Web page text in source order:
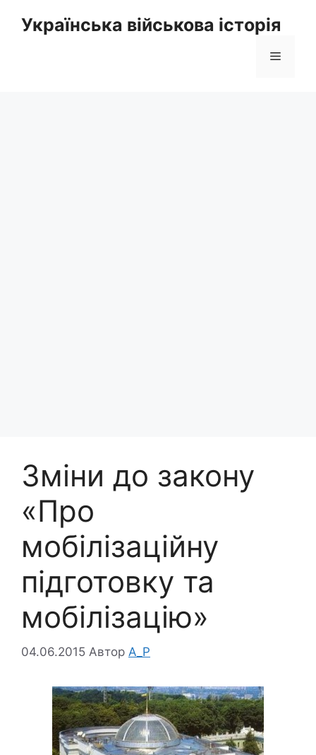
Українська військова історія
Меню
Зміни до закону
«Про
мобілізаційну
підготовку та
мобілізацію»
04.06.2015 Автор A_P